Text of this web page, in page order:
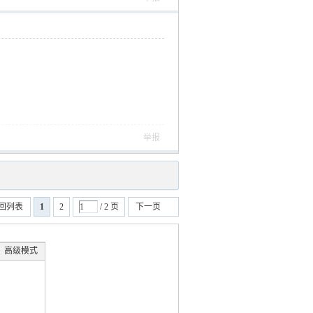
举报
1 2 / 2 页 下一页
列表
高级模式